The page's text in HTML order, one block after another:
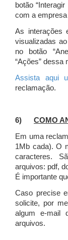
botão
com a
As interações
visualizadas
no botão
“Ações” dessa
Assista aqui
reclamação.
6) COMO
Em uma
1Mb cada). O
caracteres.
arquivos: pdf,
É importante
Caso precise
solicite, por
algum e-mail
arquivos.